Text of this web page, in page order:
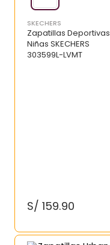
SKECHERS
Zapatillas Deportivas
Niñas SKECHERS
303599L-LVMT
S/ 159.90